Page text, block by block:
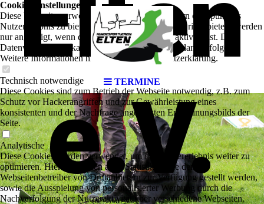
TERMINE
e.V.
Cookie-Einstellungen
Diese Webseite verwendet Cookies, um Besuchern ein optimales
Nutzererlebnis zu bieten. Bestimmte Inhalte von Drittanbietern werden
nur angezeigt, wenn die entsprechende Option aktiviert ist. Die
Datenverarbeitung kann dann auch in einem Drittland erfolgen.
Weitere Informationen hierzu in der Datenschutzerklärung.
Technisch notwendige
Diese Cookies sind zum Betrieb der Webseite notwendig, z.B. zum
Schutz vor Hackerangriffen und zur Gewährleistung eines
konsistenten und der Nachfrage angepassten Erscheinungsbilds der
Seite.
Analytische
Diese Cookies werden verwendet, um das Nutzererlebnis weiter zu
optimieren. Hierunter fallen auch Statistiken, die dem
Webseitenbetreiber von Drittanbietern zur Verfügung gestellt werden,
sowie die Ausspielung von personalisierter Werbung durch die
Nachverfolgung der Nutzeraktivität über verschiedene Webseiten.